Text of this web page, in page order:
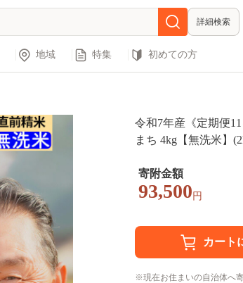
詳細検索
地域 特集 初めての方
令和7年産《定期便
まち 4kg【無洗米】
K お米 おおもり [お
まち 米どころ 東北
寄附金額
93,500 円
現在お住まいの自治体へ